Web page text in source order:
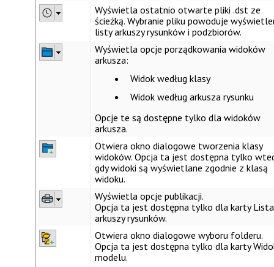
Wyświetla ostatnio otwarte pliki .dst ze
ścieżką. Wybranie pliku powoduje
listy arkuszy rysunków i podzbiorów.
Wyświetla opcje porządkowania widoków
arkusza:
Widok według klasy
Widok według arkusza rysunku
Opcje te są dostępne tylko dla widoków
arkusza.
Otwiera okno dialogowe tworzenia klasy
widoków. Opcja ta jest dostępna tylko
gdy widoki są wyświetlane zgodnie z klasą
widoku.
Wyświetla opcje publikacji.
Opcja ta jest dostępna tylko dla kartyLista
arkuszy rysunków.
Otwiera okno dialogowe wyboru folderu.
Opcja ta jest dostępna tylko dla karty
modelu.